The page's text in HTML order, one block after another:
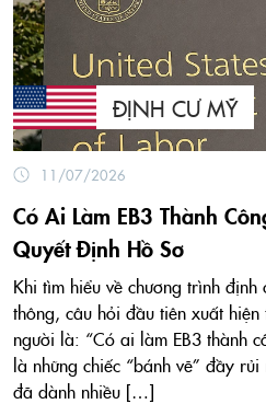
ĐỊNH CƯ MỸ
11/07/2026
Có Ai Làm EB3 Thành
Quyết Định Hồ Sơ
Khi tìm hiểu về chương trình
thông, câu hỏi đầu tiên xuất
người là: “Có ai làm EB3 thành
là những chiếc “bánh vẽ” đầy
đã dành nhiều […]